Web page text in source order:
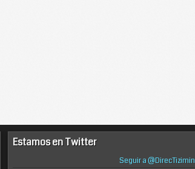
Estamos en Twitter
Seguir a @DirecTizimin